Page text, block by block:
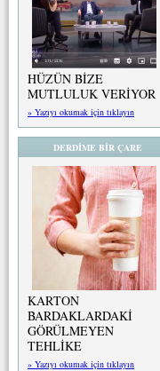
HÜZÜN BİZE
MUTLULUK VERİYOR
» Yazıyı okumak için tıklayın
DERDİME BİR ÇARE
KARTON
BARDAKLARDAKİ
GÖRÜLMEYEN
TEHLİKE
» Yazıyı okumak için tıklayın